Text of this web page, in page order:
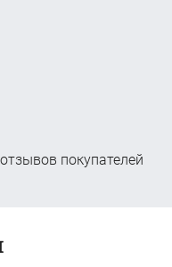
покупателей